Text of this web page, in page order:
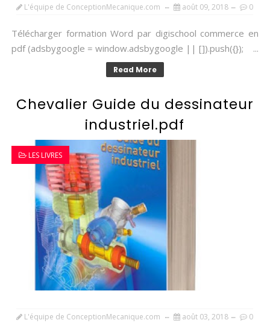
L'équipe de ConceptionMecanique.com août 09, 2018 0
Télécharger formation Word par digischool commerce en
pdf (adsbygoogle = window.adsbygoogle || []).push({}); ...
Read More
Chevalier Guide du dessinateur
industriel.pdf
LES LIVRES
L'équipe de ConceptionMecanique.com août 03, 2018 0